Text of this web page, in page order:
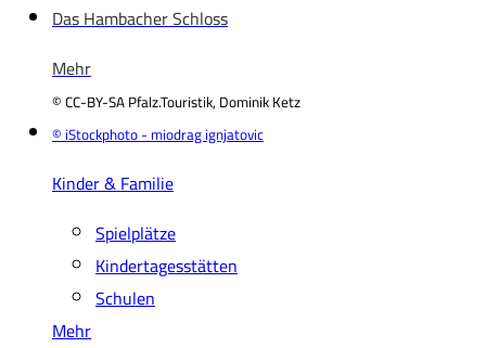
Das Hambacher Schloss
Mehr
© CC-BY-SA Pfalz.Touristik, Dominik Ketz
© iStockphoto - miodrag ignjatovic
Kinder & Familie
Spielplätze
Kindertagesstätten
Schulen
Mehr